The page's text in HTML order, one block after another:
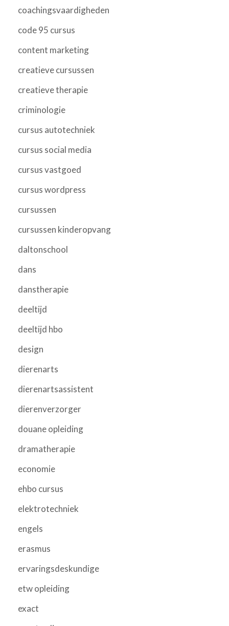
coachingsvaardigheden
code 95 cursus
content marketing
creatieve cursussen
creatieve therapie
criminologie
cursus autotechniek
cursus social media
cursus vastgoed
cursus wordpress
cursussen
cursussen kinderopvang
daltonschool
dans
danstherapie
deeltijd
deeltijd hbo
design
dierenarts
dierenartsassistent
dierenverzorger
douane opleiding
dramatherapie
economie
ehbo cursus
elektrotechniek
engels
erasmus
ervaringsdeskundige
etw opleiding
exact